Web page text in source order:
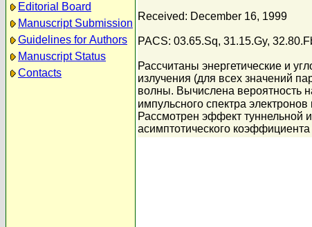
Editorial Board
Manuscript Submission
Guidelines for Authors
Manuscript Status
Contacts
Received: December 16, 1999
PACS: 03.65.Sq, 31.15.Gy,
Рассчитаны энергетические и
излучения (для всех значений
волны. Вычислена вероятность
импульсного спектра
Рассмотрен эффект туннельной
асимптотического коэффициента